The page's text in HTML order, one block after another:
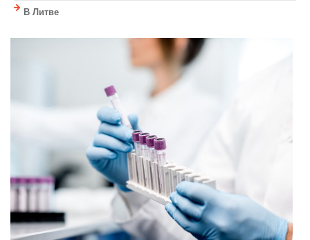
В Литве